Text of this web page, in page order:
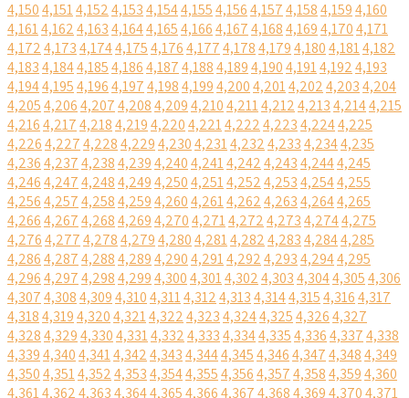
4,1504,1514,1524,1534,1544,1554,1564,1574,1584,1594,160
4,1614,1624,1634,1644,1654,1664,1674,1684,1694,1704,171
4,1724,1734,1744,1754,1764,1774,1784,1794,1804,1814,182
4,1834,1844,1854,1864,1874,1884,1894,1904,1914,1924,193
4,1944,1954,1964,1974,1984,1994,2004,2014,2024,2034,204
4,2054,2064,2074,2084,2094,2104,2114,2124,2134,2144,215
4,2164,2174,2184,2194,2204,2214,2224,2234,2244,225
4,2264,2274,2284,2294,2304,2314,2324,2334,2344,235
4,2364,2374,2384,2394,2404,2414,2424,2434,2444,245
4,2464,2474,2484,2494,2504,2514,2524,2534,2544,255
4,2564,2574,2584,2594,2604,2614,2624,2634,2644,265
4,2664,2674,2684,2694,2704,2714,2724,2734,2744,275
4,2764,2774,2784,2794,2804,2814,2824,2834,2844,285
4,2864,2874,2884,2894,2904,2914,2924,2934,2944,295
4,2964,2974,2984,2994,3004,3014,3024,3034,3044,3054,306
4,3074,3084,3094,3104,3114,3124,3134,3144,3154,3164,317
4,3184,3194,3204,3214,3224,3234,3244,3254,3264,327
4,3284,3294,3304,3314,3324,3334,3344,3354,3364,3374,338
4,3394,3404,3414,3424,3434,3444,3454,3464,3474,3484,349
4,3504,3514,3524,3534,3544,3554,3564,3574,3584,3594,360
4,3614,3624,3634,3644,3654,3664,3674,3684,3694,3704,371